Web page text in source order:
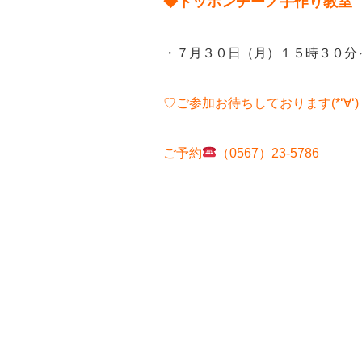
・７月３０日（月）１５時３０分
♡ご参加お待ちしております(*‘∀‘)
ご予約 （0567）23-5786